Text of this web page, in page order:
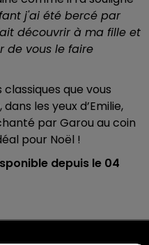
j'ai été bercé par
découvrir à ma fille et
de vous le faire
que vous
les yeux d’Emilie,
par Garou au coin
pour Noël !
depuis le 04